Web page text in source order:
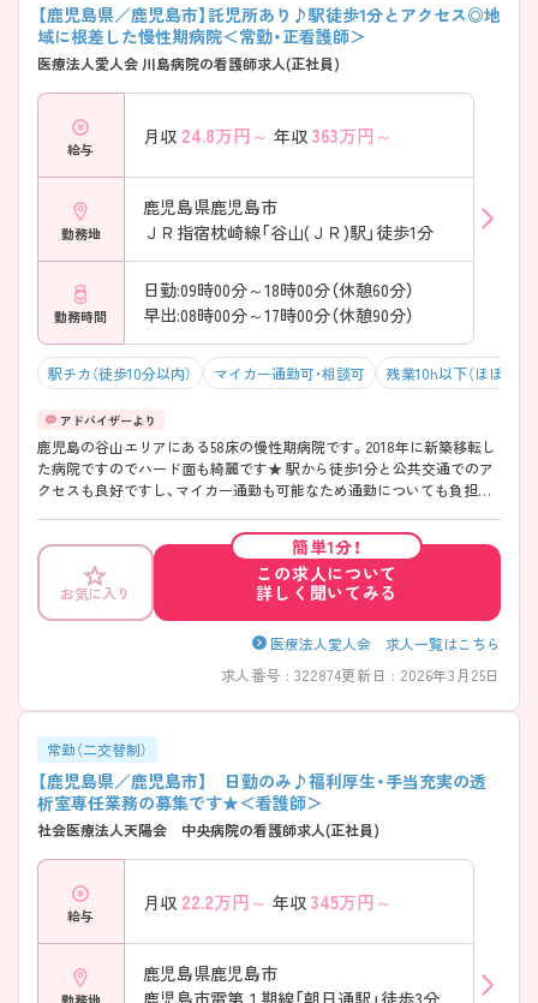
【鹿児島県／鹿児島市】託児所あり♪駅徒歩1分とアクセス◎地
域に根差した慢性期病院＜常勤・正看護師＞
医療法人愛人会 川島病院の看護師求人(正社員)
給与
月収 24.8万円～ 年収 363万円～
勤務地
鹿児島県鹿児島市
ＪＲ指宿枕崎線「谷山(ＪＲ)駅」徒歩1分
勤務時間
日勤:09時00分～18時00分（休憩60分）
早出:08時00分～17時00分（休憩90分）
駅チカ（徒歩10分以内） マイカー通勤可・相談可 残業10h以下（ほぼなし）
鹿児島の谷山エリアにある58床の慢性期病院です。2018年に新築移転し
た病院ですのでハード面も綺麗です★ 駅から徒歩1分と公共交通でのア
クセスも良好ですし、マイカー通勤も可能なため通勤についても負担な
医療・介護を提供していらっしゃいます◎ ご興味のある方はマイナビ看
護師までお問い合わせください。詳細な情報をご案内させていただきま
お気に入り
簡単1分！
この求人について
詳しく聞いてみる
医療法人愛人会 求人一覧はこちら
求人番号 : 322874更新日 : 2026年3月25日
常勤（二交替制）
【鹿児島県／鹿児島市】 日勤のみ♪福利厚生・手当充実の透
析室専任業務の募集です★＜看護師＞
社会医療法人天陽会 中央病院の看護師求人(正社員)
給与
月収 22.2万円～ 年収 345万円～
勤務地
鹿児島県鹿児島市
鹿児島市電第１期線「朝日通駅」徒歩3分